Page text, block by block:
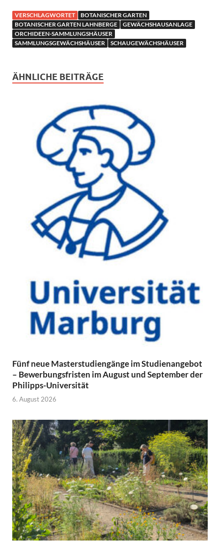
VERSCHLAGWORTET
BOTANISCHER GARTEN
BOTANISCHER GARTEN LAHNBERGE
GEWÄCHSHAUSANLAGE
ORCHIDEEN-SAMMLUNGSHÄUSER
SAMMLUNGSGEWÄCHSHÄUSER
SCHAUGEWÄCHSHÄUSER
ÄHNLICHE BEITRÄGE
Fünf neue Masterstudiengänge im Studienangebot
– Bewerbungsfristen im August und September der
Philipps-Universität
6. August 2026